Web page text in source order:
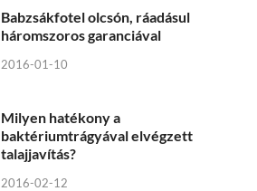
Babzsákfotel olcsón, ráadásul
háromszoros garanciával
2016-01-10
Milyen hatékony a
baktériumtrágyával elvégzett
talajjavítás?
2016-02-12